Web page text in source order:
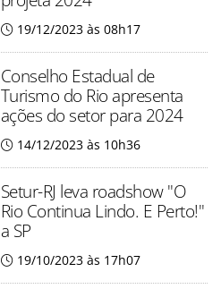
19/12/2023 às 08h17
Conselho Estadual de
Turismo do Rio apresenta
ações do setor para 2024
14/12/2023 às 10h36
Setur-RJ leva roadshow "O
Rio Continua Lindo. E Perto!"
a SP
19/10/2023 às 17h07